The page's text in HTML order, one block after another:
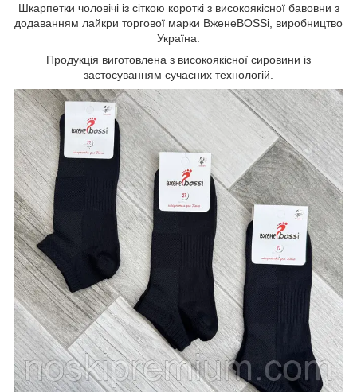
Шкарпетки чоловічі із сіткою короткі з високоякісної бавовни з
додаванням лайкри торгової марки ВженеBOSSі, виробництво
Україна.
Продукція виготовлена з високоякісної сировини із
застосуванням сучасних технологій.